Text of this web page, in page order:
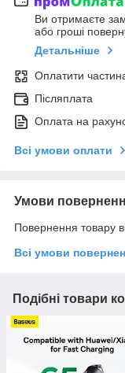
Ви отримаєте
або гроші
Детальніше
Оплатити
Післяплата
Оплата на
Всі умови оплати
Умови
Повернення товару
Всі умови
Подібні товари